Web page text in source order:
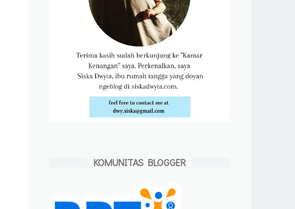
KOMUNITAS BLOGGER